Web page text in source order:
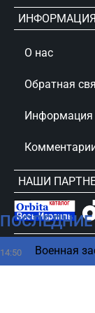
14:50 Военная
ИНФОРМАЦИЯ
О нас
Обратная
Информация
НАШИ